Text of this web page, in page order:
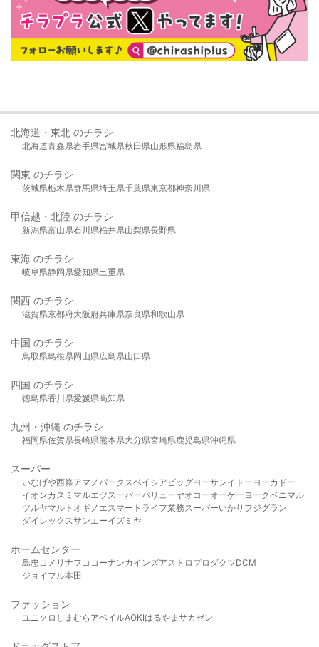
北海道・東北 のチラシ
北海道青森県岩手県宮城県秋田県山形県福島県
関東 のチラシ
茨城県栃木県群馬県埼玉県千葉県東京都神奈川県
甲信越・北陸 のチラシ
新潟県富山県石川県福井県山梨県長野県
東海 のチラシ
岐阜県静岡県愛知県三重県
関西 のチラシ
滋賀県京都府大阪府兵庫県奈良県和歌山県
中国 のチラシ
鳥取県島根県岡山県広島県山口県
四国 のチラシ
徳島県香川県愛媛県高知県
九州・沖縄 のチラシ
福岡県佐賀県長崎県熊本県大分県宮崎県鹿児島県沖縄県
スーパー
いなげや西條アマノパークスベイシア ビッグヨーサンイトーヨーカドー
イオンカスミ マルエツスーパーバリューヤオコーオーケー ヨークベニマル
ツルヤマルト オギノ エスマート ライフ業務スーパーいかり フジグラン
ダイレックスサンエーイズミヤ
ホームセンター
島忠 コメリ ナフコ コーナンカインズアストロプロダクツDCM
ジョイフル本田
ファッション
ユニクロ しまむら アベイルAOKIはるやま サカゼン